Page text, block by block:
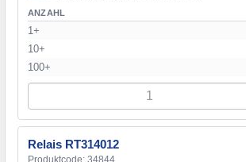
ANZAHL
1+
10+
100+
Relais RT314012
Produktcode: 34844